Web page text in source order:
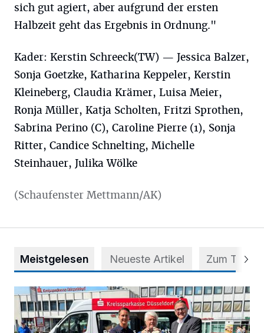
sich gut agiert, aber aufgrund der ersten
Halbzeit geht das Ergebnis in Ordnung."
Kader: Kerstin Schreeck(TW) — Jessica Balzer,
Sonja Goetzke, Katharina Keppeler, Kerstin
Kleineberg, Claudia Krämer, Luisa Meier,
Ronja Müller, Katja Scholten, Fritzi Sprothen,
Sabrina Perino (C), Caroline Pierre (1), Sonja
Ritter, Candice Schnelting, Michelle
Steinhauer, Julika Wölke
(Schaufenster Mettmann/AK)
Meistgelesen Neueste Artikel Zum Thema
Starthilfe für den BürgerBus